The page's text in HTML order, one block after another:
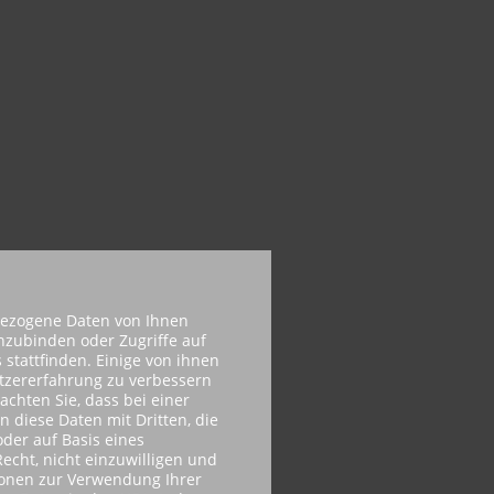
Daten von Ihnen
oder Zugriffe auf
stattfinden. Einige von ihnen
zu verbessern
Sie, dass bei einer
diese Daten mit Dritten, die
auf Basis eines
nicht einzuwilligen und
zur Verwendung Ihrer